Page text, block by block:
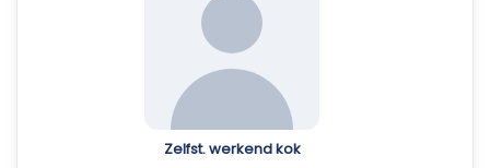
Zelfst. werkend kok